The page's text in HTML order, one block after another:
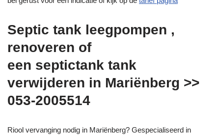
Septic tank leegpompen ,
renoveren of
een septictank tank
verwijderen in Mariënberg >>
053-2005514
Riool vervanging nodig in Mariënberg? Gespecialiseerd in